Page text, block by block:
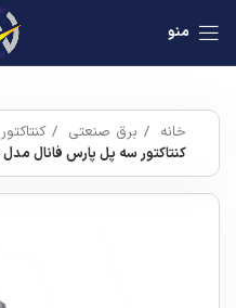
منو
خانه برق صنعتی کنتاکتور
کنتاکتور سه پل پارس فانال مدل PFC-9